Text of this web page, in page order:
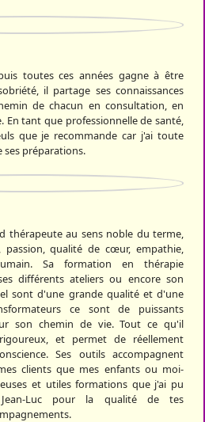
toutes ces années gagne à être
il partage ses connaissances
de chacun en consultation, en
En tant que professionnelle de santé,
que je recommande car j'ai toute
ses préparations.
thérapeute au sens noble du terme,
passion, qualité de cœur, empathie,
Sa formation en thérapie
différents ateliers ou encore son
sont d'une grande qualité et d'une
ce sont de puissants
son chemin de vie. Tout ce qu'il
et permet de réellement
Ses outils accompagnent
clients que mes enfants ou moi-
et utiles formations que j'ai pu
Luc pour la qualité de tes